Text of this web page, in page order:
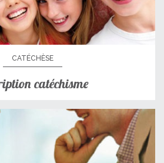
CATÉCHÈSE
catéchisme